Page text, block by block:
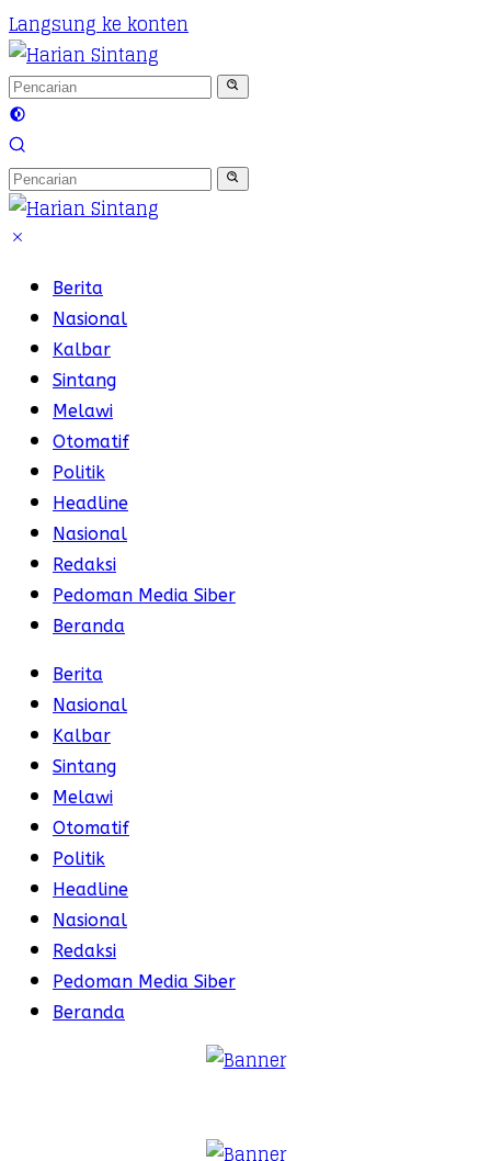
Langsung ke konten
Berita
Nasional
Kalbar
Sintang
Melawi
Otomatif
Politik
Headline
Nasional
Redaksi
Pedoman Media Siber
Beranda
Berita
Nasional
Kalbar
Sintang
Melawi
Otomatif
Politik
Headline
Nasional
Redaksi
Pedoman Media Siber
Beranda